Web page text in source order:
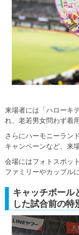
来場者には「ハローキ
れ、老若男女問わず着
さらにハーモニーラン
キャンペーンなど、来
会場にはフォトスポッ
ファミリーやカップル
キャッチボール
した試合前の特